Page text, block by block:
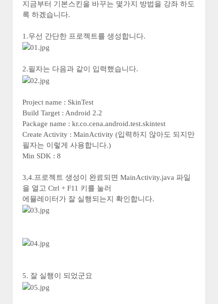
지금부터 기본스킨을 바꾸는 몇가지 방법을 강좌 하도
록 하겠습니다.
1.우선 간단한 프로젝트를 생성합니다.
2.필자는 다음과 같이 입력했습니다.
Project name : SkinTest
Build Target : Android 2.2
Package name : kr.co.cena.android.test.skintest
Create Activity : MainActivity (입력하지 않아도 되지만
필자는 이렇게 사용합니다.)
Min SDK : 8
3,4.프로젝트 생성이 완료되면 MainActivity.java 파일
을 열고 Ctrl + F11 키를 눌러
에뮬레이터가 잘 실행되는지 확인합니다.
5. 잘 실행이 되었군요